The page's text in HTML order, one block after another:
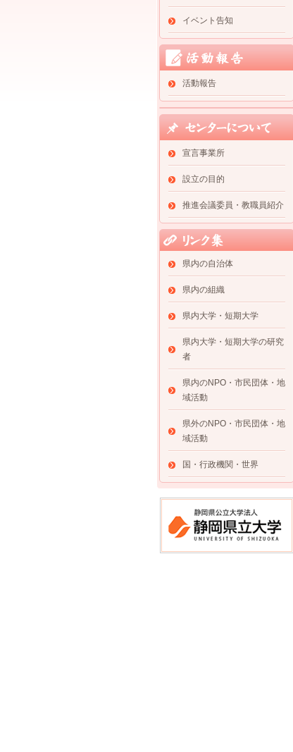
イベント告知
活動報告
宣言事業所
設立の目的
推進会議委員・教職員紹介
県内の自治体
県内の組織
県内大学・短期大学
県内大学・短期大学の研究
者
県内のNPO・市民団体・地
域活動
県外のNPO・市民団体・地
域活動
国・行政機関・世界